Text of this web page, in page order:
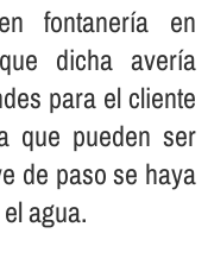
fontanerí­a en
dicha averí­a
para el cliente
que pueden ser
de paso se haya
agua.